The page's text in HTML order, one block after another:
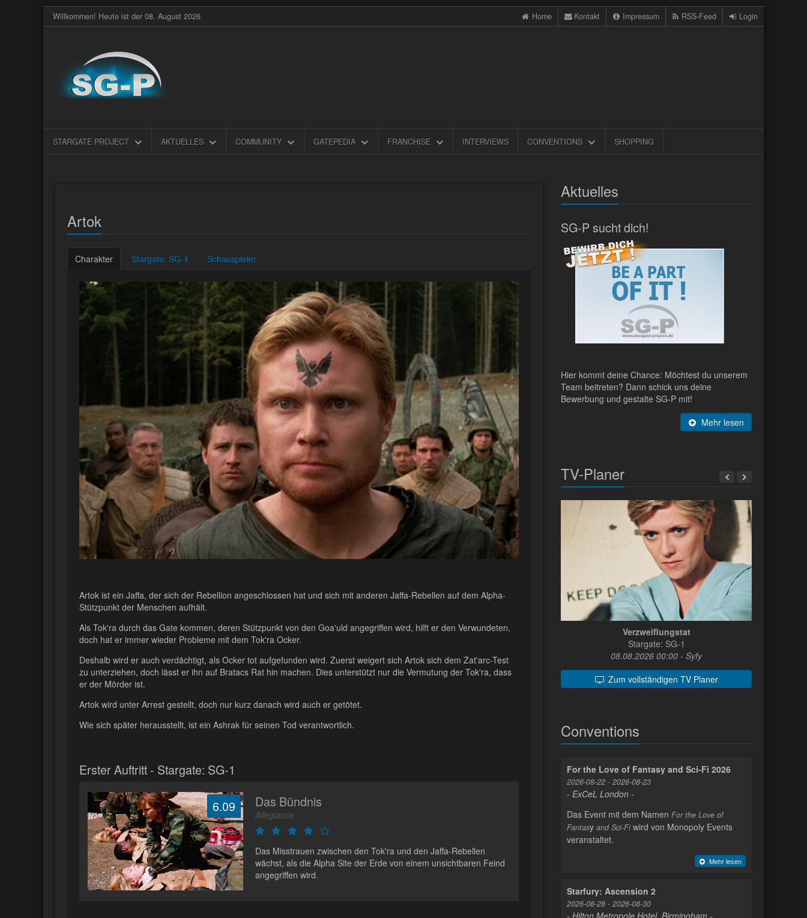
Willkommen! Heute ist der 08. August 2026 Home Kontakt Impressum RSS-Feed Login
STARGATE PROJECT AKTUELLES COMMUNITY GATEPEDIA FRANCHISE INTERVIEWS CONVENTIONS SHOPPING
Artok
Charakter Stargate: SG-1 Schauspieler
Artok ist ein Jaffa, der sich der Rebellion angeschlossen hat und sich mit anderen Jaffa-Rebellen auf dem Alpha-
Stützpunkt der Menschen aufhält.
Als Tok'ra durch das Gate kommen, deren Stützpunkt von den Goa'uld angegriffen wird, hilft er den Verwundeten,
doch hat er immer wieder Probleme mit dem Tok'ra Ocker.
Deshalb wird er auch verdächtigt, als Ocker tot aufgefunden wird. Zuerst weigert sich Artok sich dem Zat'arc-Test
zu unterziehen, doch lässt er ihn auf Bratacs Rat hin machen. Dies unterstützt nur die Vermutung der Tok'ra, dass
er der Mörder ist.
Artok wird unter Arrest gestellt, doch nur kurz danach wird auch er getötet.
Wie sich später herausstellt, ist ein Ashrak für seinen Tod verantwortlich.
Erster Auftritt - Stargate: SG-1
6.09 Das Bündnis
Allegiance
Das Misstrauen zwischen den Tok'ra und den Jaffa-Rebellen
wächst, als die Alpha Site der Erde von einem unsichtbaren Feind
angegriffen wird.
Aktuelles
SG-P sucht dich!
Hier kommt deine Chance: Möchtest du unserem
Team beitreten? Dann schick uns deine
Bewerbung und gestalte SG-P mit!
Mehr lesen
TV-Planer
Verzweiflungstat
Stargate: SG-1
08.08.2026 00:00 - Syfy
Zum vollständigen TV Planer
Conventions
For the Love of Fantasy and Sci-Fi 2026
2026-08-22 - 2026-08-23
- ExCeL London -
Das Event mit dem Namen For the Love of
Fantasy and Sci-Fi wird von Monopoly Events
veranstaltet.
Mehr lesen
Starfury: Ascension 2
2026-08-28 - 2026-08-30